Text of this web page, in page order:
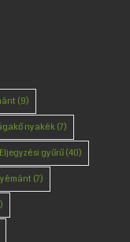
(9)
nyakék(7)
Eljegyzési gyűrű(40)
(7)